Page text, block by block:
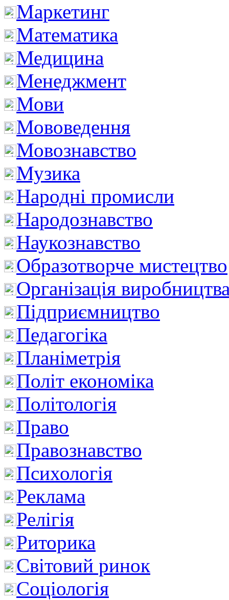
Маркетинг
Математика
Медицина
Менеджмент
Мови
Мововедення
Мовознавство
Музика
Народні промисли
Народознавство
Наукознавство
Образотворче мистецтво
Організація
Підприємництво
Педагогіка
Планіметрія
Політ економіка
Політологія
Право
Правознавство
Психологія
Реклама
Релігія
Риторика
Світовий ринок
Соціологія